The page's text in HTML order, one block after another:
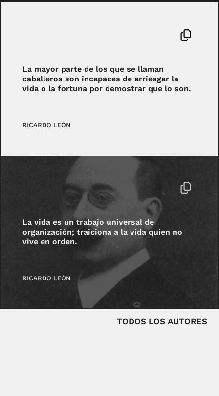
La mayor parte de los que se llaman
caballeros son incapaces de arriesgar la
vida o la fortuna por demostrar que lo son.
RICARDO LEÓN
La vida es un trabajo universal de
organización; traiciona a la vida quien no
vive en orden.
RICARDO LEÓN
TODOS LOS AUTORES